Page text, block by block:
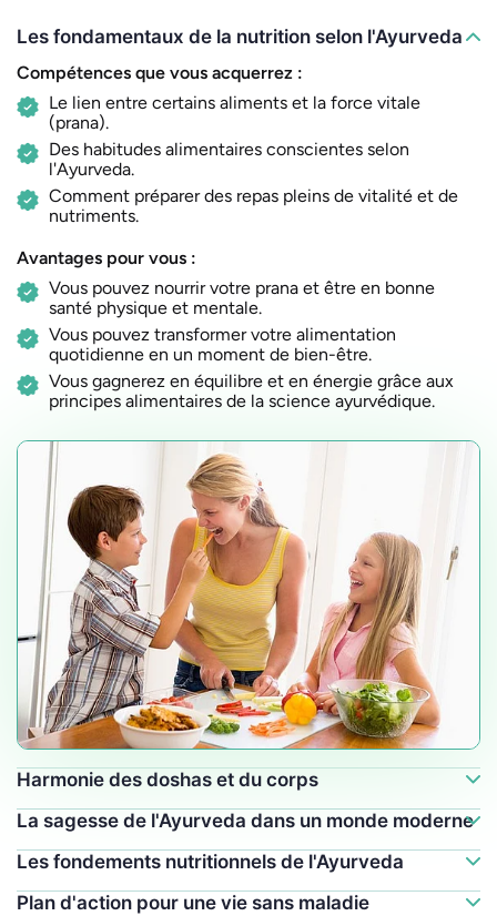
Les fondamentaux de la nutrition selon l'Ayurveda
Compétences que vous acquerrez :
Le lien entre certains aliments et la force vitale
(prana).
Des habitudes alimentaires conscientes selon
l'Ayurveda.
Comment préparer des repas pleins de vitalité et de
nutriments.
Avantages pour vous :
Vous pouvez nourrir votre prana et être en bonne
santé physique et mentale.
Vous pouvez transformer votre alimentation
quotidienne en un moment de bien-être.
Vous gagnerez en équilibre et en énergie grâce aux
principes alimentaires de la science ayurvédique.
Harmonie des doshas et du corps
La sagesse de l'Ayurveda dans un monde moderne
Les fondements nutritionnels de l'Ayurveda
Plan d'action pour une vie sans maladie